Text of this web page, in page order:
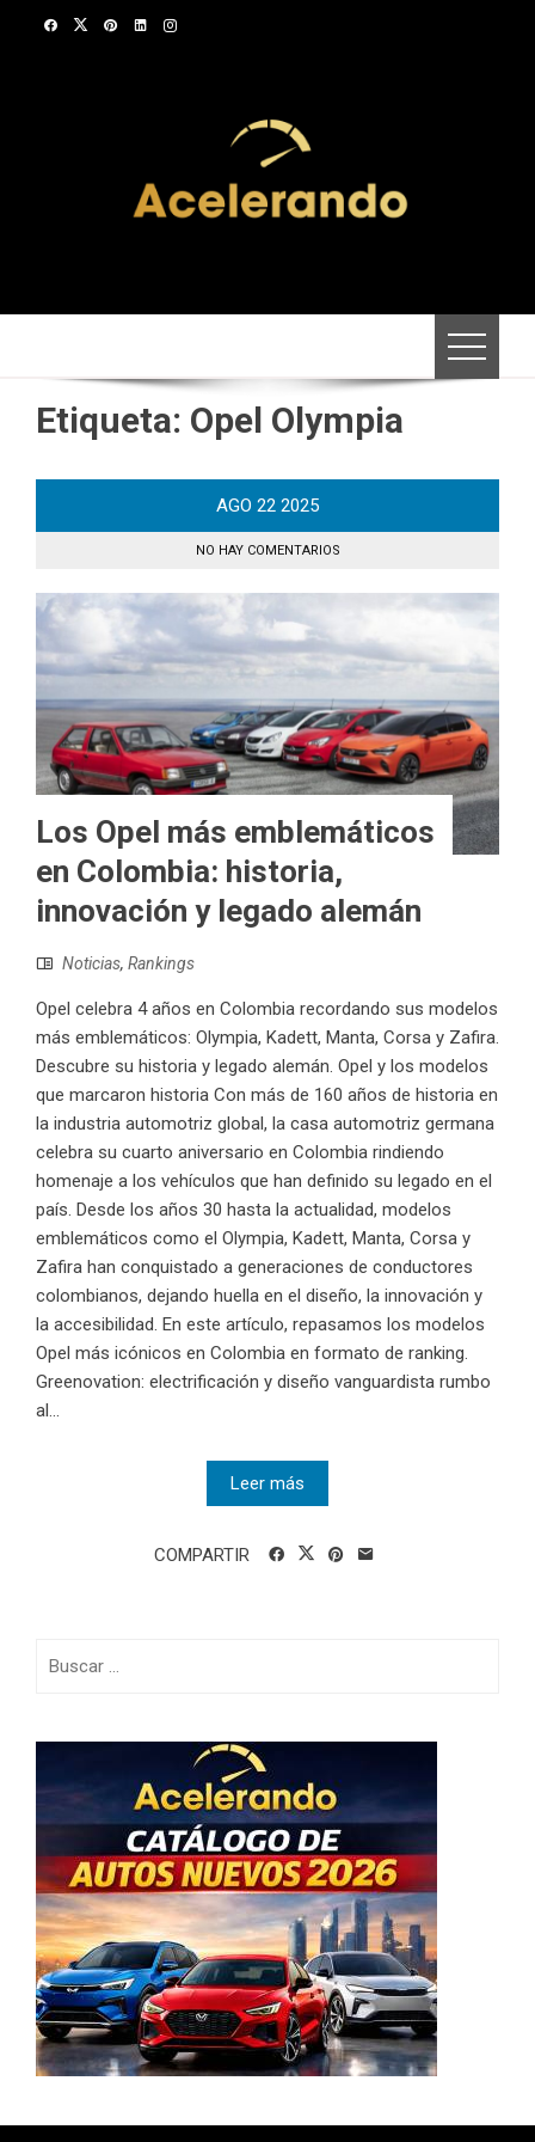
Etiqueta: Opel Olympia
AGO 22 2025
NO HAY COMENTARIOS
Los Opel más emblemáticos
en Colombia: historia,
innovación y legado alemán
Noticias, Rankings
Opel celebra 4 años en Colombia recordando sus modelos
más emblemáticos: Olympia, Kadett, Manta, Corsa y Zafira.
Descubre su historia y legado alemán. Opel y los modelos
que marcaron historia Con más de 160 años de historia en
la industria automotriz global, la casa automotriz germana
celebra su cuarto aniversario en Colombia rindiendo
homenaje a los vehículos que han definido su legado en el
país. Desde los años 30 hasta la actualidad, modelos
emblemáticos como el Olympia, Kadett, Manta, Corsa y
Zafira han conquistado a generaciones de conductores
colombianos, dejando huella en el diseño, la innovación y
la accesibilidad. En este artículo, repasamos los modelos
Opel más icónicos en Colombia en formato de ranking.
Greenovation: electrificación y diseño vanguardista rumbo
al...
Leer más
COMPARTIR